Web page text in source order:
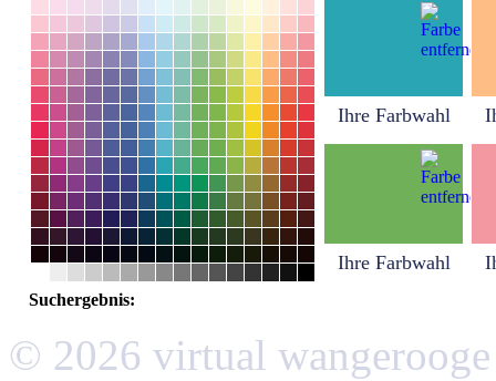
Ihre Farbwahl
Ihre Farbwahl
Suchergebnis:
© 2026 virtual wangerooge